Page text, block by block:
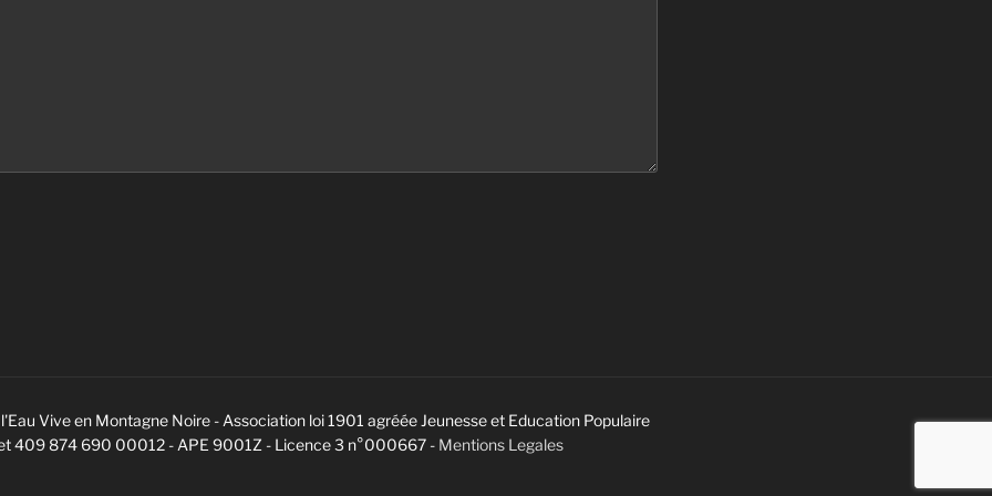
Vive en Montagne Noire - Association loi 1901 agréée Jeunesse et Education Populaire
409 874 690 00012 - APE 9001Z - Licence 3 n°000667 - Mentions Legales